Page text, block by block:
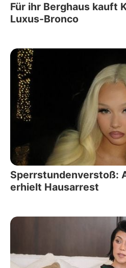
Für ihr Berghaus kauft
Luxus-Bronco
Sperrstundenverstoß:
erhielt Hausarrest